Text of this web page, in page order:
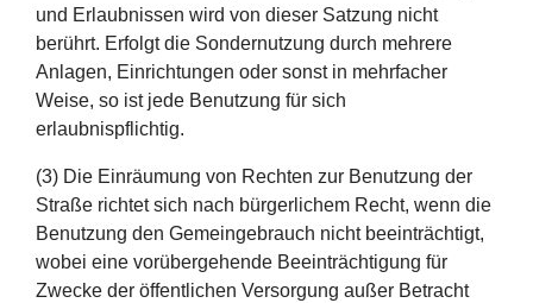
und Erlaubnissen wird von dieser Satzung nicht
berührt. Erfolgt die Sondernutzung durch mehrere
Anlagen, Einrichtungen oder sonst in mehrfacher
Weise, so ist jede Benutzung für sich
erlaubnispflichtig.
(3) Die Einräumung von Rechten zur Benutzung der
Straße richtet sich nach bürgerlichem Recht, wenn die
Benutzung den Gemeingebrauch nicht beeinträchtigt,
wobei eine vorübergehende Beeinträchtigung für
Zwecke der öffentlichen Versorgung außer Betracht